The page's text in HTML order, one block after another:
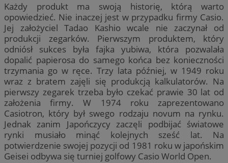
Każdy produkt ma swoją historię, którą warto
opowiedzieć. Nie inaczej jest w przypadku firmy Casio.
Jej założyciel Tadao Kashio wcale nie zaczynał od
produkcji zegarków. Pierwszym produktem, który
odniósł sukces była fajka yubiwa, która pozwalała
dopalić papierosa do samego końca bez konieczności
trzymania go w ręce. Trzy lata później, w 1949 roku
wraz z bratem zajęli się produkcją kalkulatorów. Na
pierwszy zegarek trzeba było czekać prawie 30 lat od
założenia firmy. W 1974 roku zaprezentowano
Casiotron, który był swego rodzaju novum na rynku.
Jednak zanim Japończycy zaczęli podbijać światowe
rynki musiało minąć kolejnych sześć lat. Na
potwierdzenie swojej pozycji od 1981 roku w japońskim
Geisei odbywa się turniej golfowy Casio World Open.